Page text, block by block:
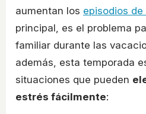
aumentan los episodios de
principal, es el problema
familiar durante las
además, esta temporada
situaciones que pueden
estrés fácilmente: